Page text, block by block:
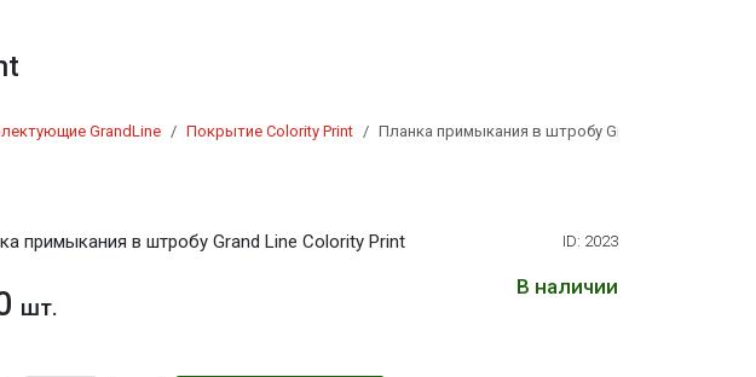
GrandLine Покрытие Colority Print Планка примыкания в штробу Grand Line Colority
примыкания в штробу Grand Line Colority Print ID: 2023
В наличии
шт.